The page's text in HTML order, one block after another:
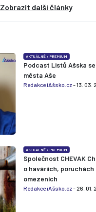
Zobrazit další články
AKTUÁLNĚ /PREMIUM
Podcast Listů Ašska
města Aše
Redakce iAšsko.cz- 13. 03.
AKTUÁLNĚ /PREMIUM
Společnost CHEVAK
o haváriích, poruchách
omezeních
Redakce iAšsko.cz- 26. 01.